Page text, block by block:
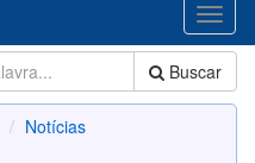
Buscar
Notícias